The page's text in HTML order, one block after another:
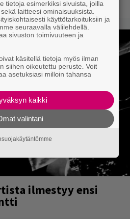
ilmestyy ensi
tietoja esimerkiksi sivuista, joilla
laitteesi ominaisuuksista.
käyttötarkoituksiin ja
seuraavalla välilehdellä.
sivuston toimivuuteen ja
käsitellä tietoja myös ilman
siihen oikeutettu peruste. Voit
asetuksiasi milloin tahansa
kaikki
valintani